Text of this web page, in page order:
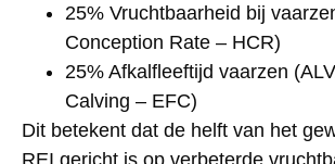
25% Vruchtbaarheid bij
Conception Rate – HCR)
25% Afkalfleeftijd vaarzen
Calving – EFC)
Dit betekent dat de helft van het
REI gericht is op verbeterde